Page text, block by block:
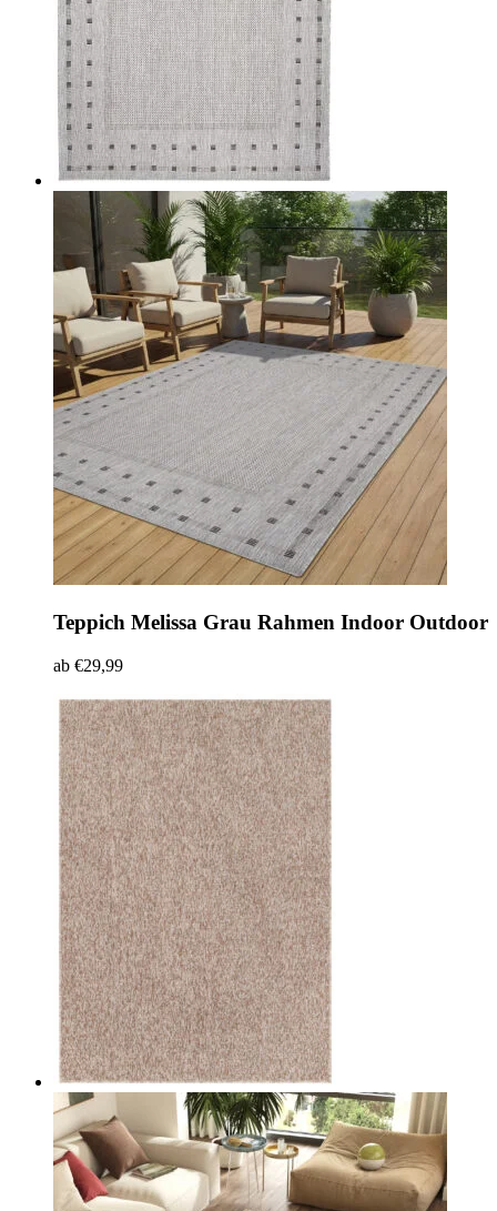
Teppich Melissa Grau Rahmen Indoor Outdoor
ab €29,99